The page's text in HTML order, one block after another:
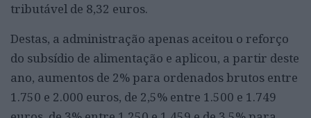
tributável de 8,32 euros.
Destas, a administração apenas aceitou o reforço
do subsídio de alimentação e aplicou, a partir deste
ano, aumentos de 2% para ordenados brutos entre
1.750 e 2.000 euros, de 2,5% entre 1.500 e 1.749